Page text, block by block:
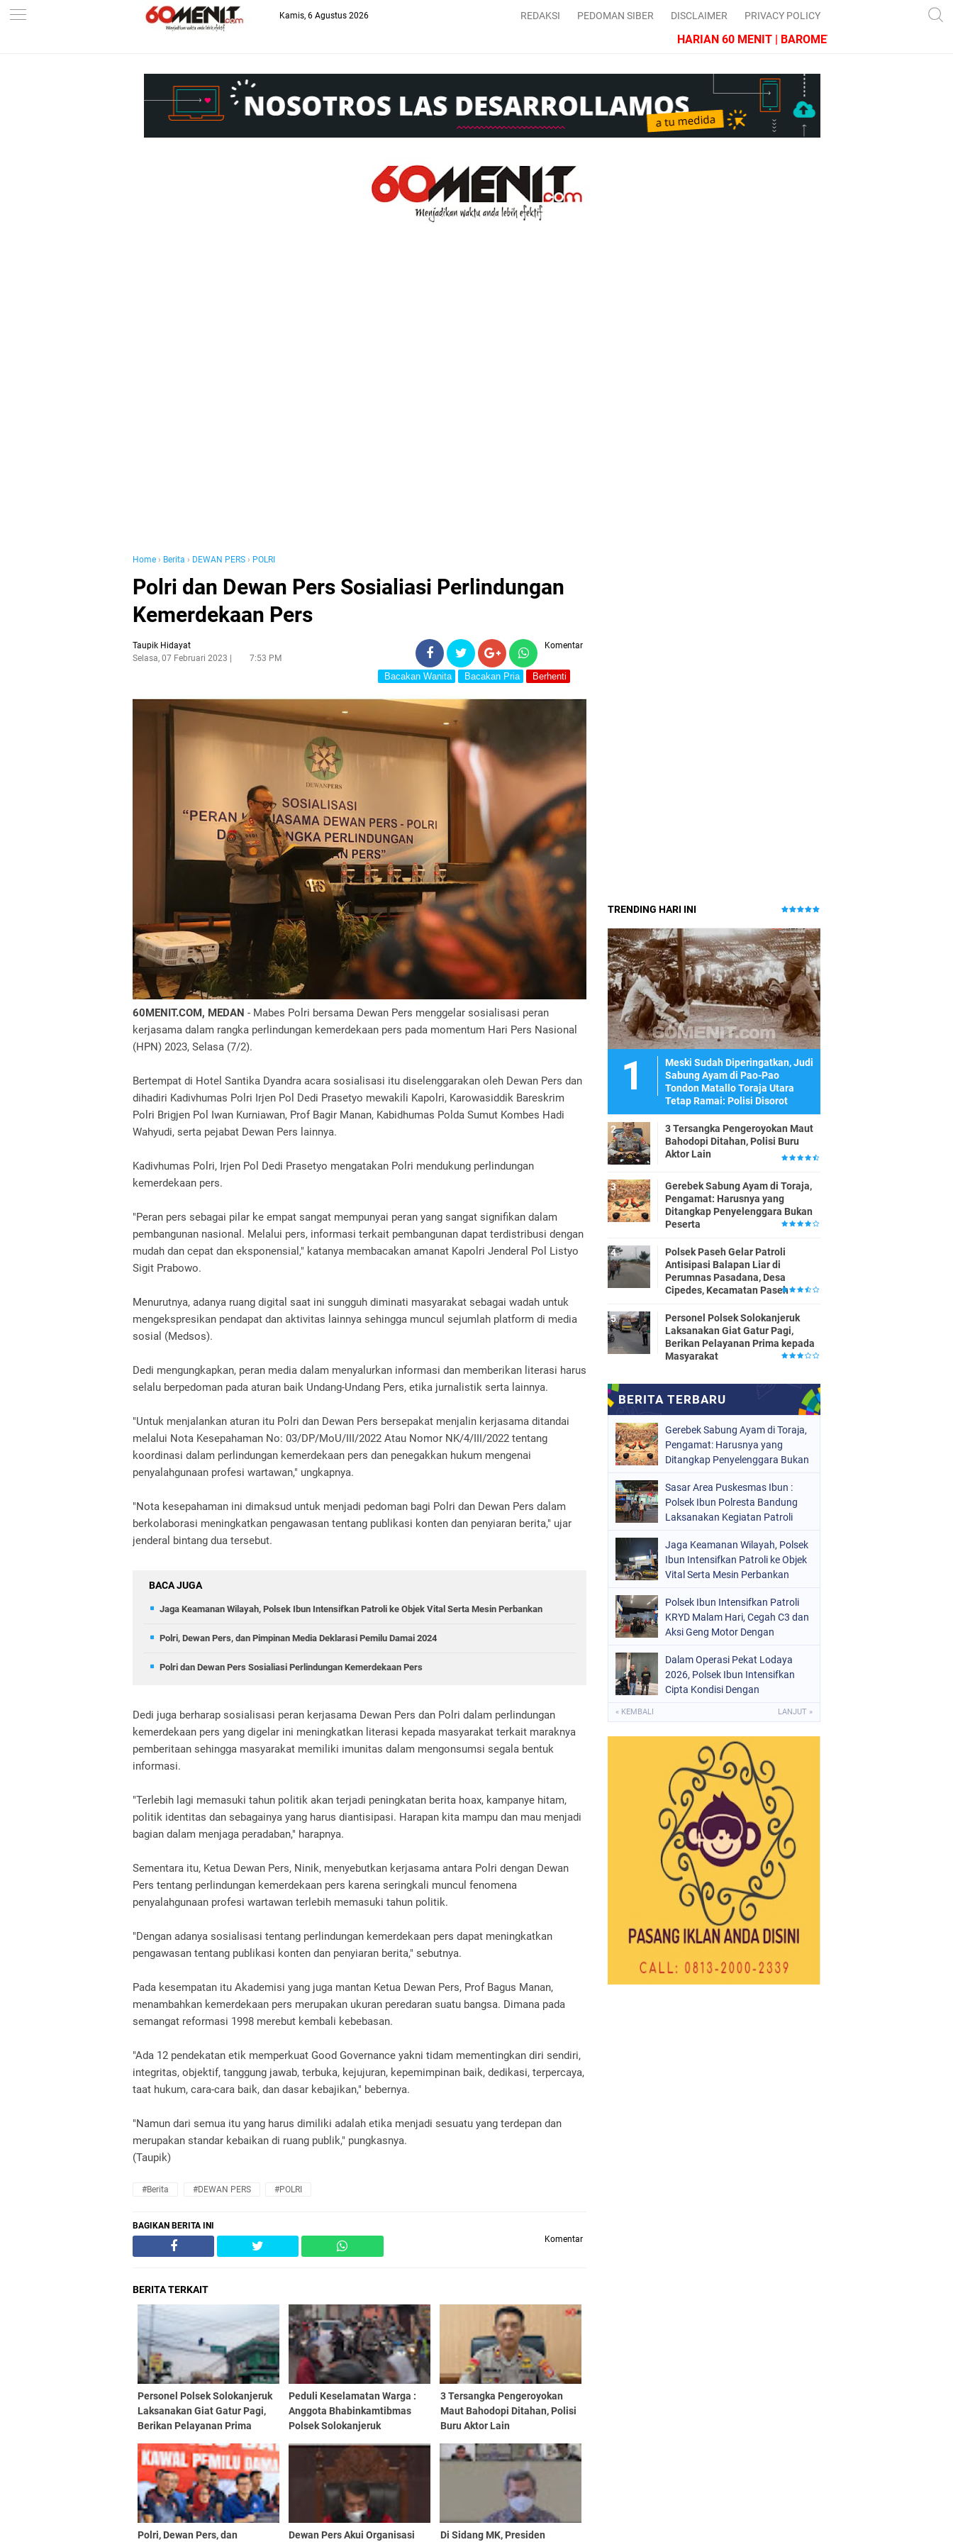
--> Kamis, 6 Agustus 2026 REDAKSI PEDOMAN SIBER DISCLAIMER PRIVACY POLICY
HARIAN 60 MENIT | BAROMETER JAWA BARAT
Home › Berita › DEWAN PERS › POLRI
Polri dan Dewan Pers Sosialiasi Perlindungan
Kemerdekaan Pers
Taupik Hidayat
Selasa, 07 Februari 2023
7:53 PM
Komentar
Bacakan Wanita Bacakan Pria Berhenti
60MENIT.COM, MEDAN - Mabes Polri bersama Dewan Pers menggelar sosialisasi peran
kerjasama dalam rangka perlindungan kemerdekaan pers pada momentum Hari Pers Nasional
(HPN) 2023, Selasa (7/2).
Bertempat di Hotel Santika Dyandra acara sosialisasi itu diselenggarakan oleh Dewan Pers dan
dihadiri Kadivhumas Polri Irjen Pol Dedi Prasetyo mewakili Kapolri, Karowasiddik Bareskrim
Polri Brigjen Pol Iwan Kurniawan, Prof Bagir Manan, Kabidhumas Polda Sumut Kombes Hadi
Wahyudi, serta pejabat Dewan Pers lainnya.
Kadivhumas Polri, Irjen Pol Dedi Prasetyo mengatakan Polri mendukung perlindungan
kemerdekaan pers.
"Peran pers sebagai pilar ke empat sangat mempunyai peran yang sangat signifikan dalam
pembangunan nasional. Melalui pers, informasi terkait pembangunan dapat terdistribusi dengan
mudah dan cepat dan eksponensial," katanya membacakan amanat Kapolri Jenderal Pol Listyo
Sigit Prabowo.
Menurutnya, adanya ruang digital saat ini sungguh diminati masyarakat sebagai wadah untuk
mengekspresikan pendapat dan aktivitas lainnya sehingga muncul sejumlah platform di media
sosial (Medsos).
Dedi mengungkapkan, peran media dalam menyalurkan informasi dan memberikan literasi harus
selalu berpedoman pada aturan baik Undang-Undang Pers, etika jurnalistik serta lainnya.
"Untuk menjalankan aturan itu Polri dan Dewan Pers bersepakat menjalin kerjasama ditandai
melalui Nota Kesepahaman No: 03/DP/MoU/III/2022 Atau Nomor NK/4/III/2022 tentang
koordinasi dalam perlindungan kemerdekaan pers dan penegakkan hukum mengenai
penyalahgunaan profesi wartawan," ungkapnya.
"Nota kesepahaman ini dimaksud untuk menjadi pedoman bagi Polri dan Dewan Pers dalam
berkolaborasi meningkatkan pengawasan tentang publikasi konten dan penyiaran berita," ujar
jenderal bintang dua tersebut.
BACA JUGA
Jaga Keamanan Wilayah, Polsek Ibun Intensifkan Patroli ke Objek Vital Serta Mesin Perbankan
Polri, Dewan Pers, dan Pimpinan Media Deklarasi Pemilu Damai 2024
Polri dan Dewan Pers Sosialiasi Perlindungan Kemerdekaan Pers
Dedi juga berharap sosialisasi peran kerjasama Dewan Pers dan Polri dalam perlindungan
kemerdekaan pers yang digelar ini meningkatkan literasi kepada masyarakat terkait maraknya
pemberitaan sehingga masyarakat memiliki imunitas dalam mengonsumsi segala bentuk
informasi.
"Terlebih lagi memasuki tahun politik akan terjadi peningkatan berita hoax, kampanye hitam,
politik identitas dan sebagainya yang harus diantisipasi. Harapan kita mampu dan mau menjadi
bagian dalam menjaga peradaban," harapnya.
Sementara itu, Ketua Dewan Pers, Ninik, menyebutkan kerjasama antara Polri dengan Dewan
Pers tentang perlindungan kemerdekaan pers karena seringkali muncul fenomena
penyalahgunaan profesi wartawan terlebih memasuki tahun politik.
"Dengan adanya sosialisasi tentang perlindungan kemerdekaan pers dapat meningkatkan
pengawasan tentang publikasi konten dan penyiaran berita," sebutnya.
Pada kesempatan itu Akademisi yang juga mantan Ketua Dewan Pers, Prof Bagus Manan,
menambahkan kemerdekaan pers merupakan ukuran peredaran suatu bangsa. Dimana pada
semangat reformasi 1998 merebut kembali kebebasan.
"Ada 12 pendekatan etik memperkuat Good Governance yakni tidam mementingkan diri sendiri,
integritas, objektif, tanggung jawab, terbuka, kejujuran, kepemimpinan baik, dedikasi, terpercaya,
taat hukum, cara-cara baik, dan dasar kebajikan," bebernya.
"Namun dari semua itu yang harus dimiliki adalah etika menjadi sesuatu yang terdepan dan
merupakan standar kebaikan di ruang publik," pungkasnya.
(Taupik)
#Berita #DEWAN PERS #POLRI
BAGIKAN BERITA INI
Komentar
BERITA TERKAIT
Personel Polsek Solokanjeruk
Laksanakan Giat Gatur Pagi,
Berikan Pelayanan Prima
Peduli Keselamatan Warga :
Anggota Bhabinkamtibmas
Polsek Solokanjeruk
Depan SDN Solokangarut
3 Tersangka Pengeroyokan
Maut Bahodopi Ditahan, Polisi
Buru Aktor Lain
Polri, Dewan Pers, dan Dewan Pers Akui Organisasi Di Sidang MK, Presiden
TRENDING HARI INI
Meski Sudah Diperingatkan, Judi
Sabung Ayam di Pao-Pao
Tondon Matallo Toraja Utara
Tetap Ramai: Polisi Disorot
3 Tersangka Pengeroyokan Maut
Bahodopi Ditahan, Polisi Buru
Aktor Lain
Gerebek Sabung Ayam di Toraja,
Pengamat: Harusnya yang
Ditangkap Penyelenggara Bukan
Peserta
Polsek Paseh Gelar Patroli
Antisipasi Balapan Liar di
Perumnas Pasadana, Desa
Cipedes, Kecamatan Paseh
Personel Polsek Solokanjeruk
Laksanakan Giat Gatur Pagi,
Berikan Pelayanan Prima kepada
Masyarakat
Gerebek Sabung Ayam di Toraja,
Pengamat: Harusnya yang
Ditangkap Penyelenggara Bukan
Sasar Area Puskesmas Ibun :
Polsek Ibun Polresta Bandung
Laksanakan Kegiatan Patroli
Jaga Keamanan Wilayah, Polsek
Ibun Intensifkan Patroli ke Objek
Vital Serta Mesin Perbankan
Polsek Ibun Intensifkan Patroli
KRYD Malam Hari, Cegah C3 dan
Aksi Geng Motor Dengan
Dalam Operasi Pekat Lodaya
2026, Polsek Ibun Intensifkan
Cipta Kondisi Dengan
« KEMBALI LANJUT »